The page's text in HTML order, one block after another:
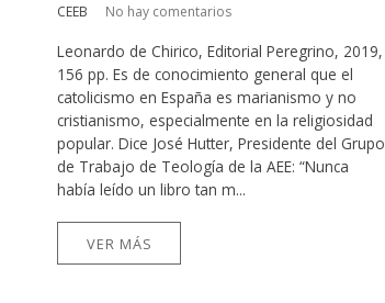
CEEB No hay comentarios
Leonardo de Chirico, Editorial Peregrino, 2019,
156 pp. Es de conocimiento general que el
catolicismo en España es marianismo y no
cristianismo, especialmente en la religiosidad
popular. Dice José Hutter, Presidente del Grupo
de Trabajo de Teología de la AEE: “Nunca
había leído un libro tan m...
VER MÁS